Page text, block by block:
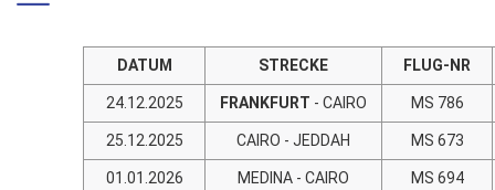
DATUM STRECKE FLUG-NR
24.12.2025 FRANKFURT - CAIRO MS 786
25.12.2025 CAIRO - JEDDAH MS 673
01.01.2026 MEDINA - CAIRO MS 694